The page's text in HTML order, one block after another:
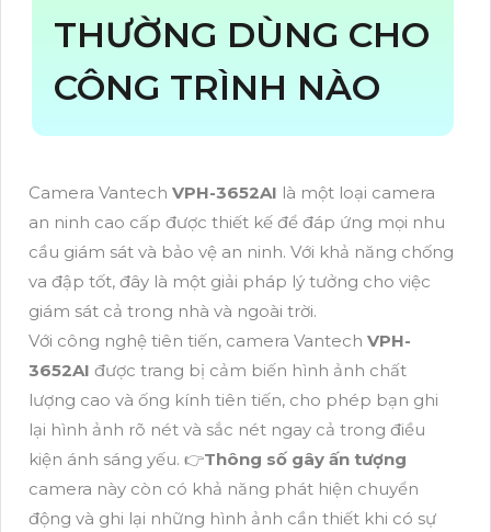
THƯỜNG DÙNG CHO
CÔNG TRÌNH NÀO
Camera Vantech VPH-3652AI là một loại camera
an ninh cao cấp được thiết kế để đáp ứng mọi nhu
cầu giám sát và bảo vệ an ninh. Với khả năng chống
va đập tốt, đây là một giải pháp lý tưởng cho việc
giám sát cả trong nhà và ngoài trời.
Với công nghệ tiên tiến, camera Vantech VPH-
3652AI được trang bị cảm biến hình ảnh chất
lượng cao và ống kính tiên tiến, cho phép bạn ghi
lại hình ảnh rõ nét và sắc nét ngay cả trong điều
kiện ánh sáng yếu. 👉Thông số gây ấn tượng
camera này còn có khả năng phát hiện chuyển
động và ghi lại những hình ảnh cần thiết khi có sự